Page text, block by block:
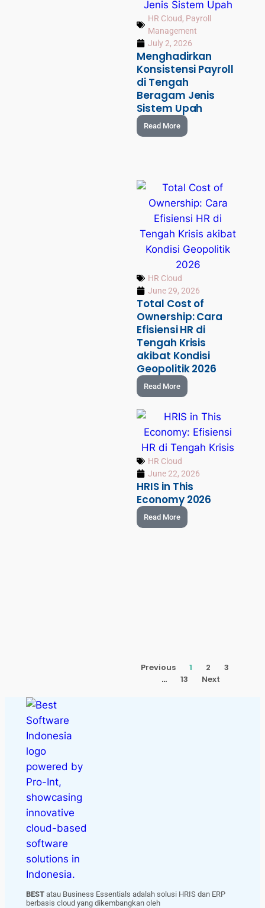
HR Cloud, Payroll
Management
July 2, 2026
Menghadirkan
Konsistensi Payroll
di Tengah
Beragam Jenis
Sistem Upah
Read More
HR Cloud
June 29, 2026
Total Cost of
Ownership: Cara
Efisiensi HR di
Tengah Krisis
akibat Kondisi
Geopolitik 2026
Read More
HR Cloud
June 22, 2026
HRIS in This
Economy 2026
Read More
Previous 1 2
3
…
13 Next
BEST atau Business Essentials adalah solusi HRIS dan ERP
berbasis cloud yang dikembangkan oleh